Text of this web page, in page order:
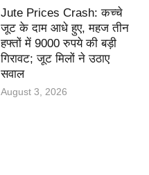
Jute Prices Crash: कच्चे
जूट के दाम आधे हुए, महज तीन
हफ्तों में 9000 रुपये की बड़ी
गिरावट; जूट मिलों ने उठाए
सवाल
August 3, 2026